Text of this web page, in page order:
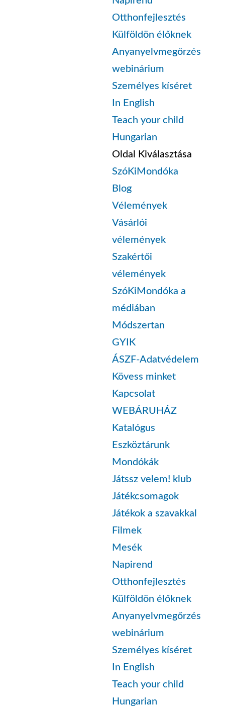
Otthonfejlesztés
Külföldön élőknek
Anyanyelvmegőrzés
webinárium
Személyes kíséret
In English
Teach your child
Hungarian
Oldal Kiválasztása
SzóKiMondóka
Blog
Vélemények
Vásárlói
vélemények
Szakértői
vélemények
SzóKiMondóka a
médiában
Módszertan
GYIK
ÁSZF-Adatvédelem
Kövess minket
Kapcsolat
WEBÁRUHÁZ
Katalógus
Eszköztárunk
Mondókák
Játssz velem! klub
Játékcsomagok
Játékok a szavakkal
Filmek
Mesék
Napirend
Otthonfejlesztés
Külföldön élőknek
Anyanyelvmegőrzés
webinárium
Személyes kíséret
In English
Teach your child
Hungarian